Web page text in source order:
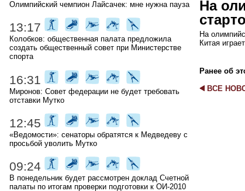
На
На
Китая
Ранее об
ВСЕ
Олимпийский чемпион Лайсачек: мне нужна пауза
13:17
Колобков: общественная палата предложила
создать общественный совет при Министерстве
спорта
16:31
Миронов: Совет федерации не будет требовать
отставки Мутко
12:45
«Ведомости»: сенаторы обратятся к Медведеву с
просьбой уволить Мутко
09:24
В понедельник будет рассмотрен доклад Счетной
палаты по итогам проверки подготовки к ОИ-2010